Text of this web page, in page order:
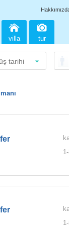
villa tur
1-
1-